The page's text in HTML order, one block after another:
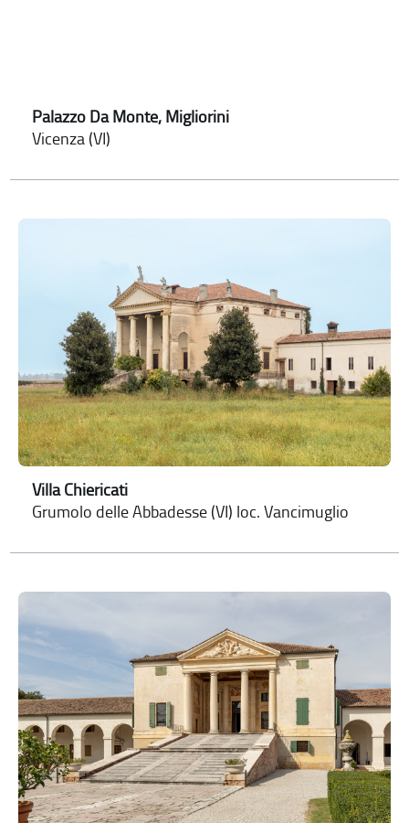
Palazzo Da Monte, Migliorini
Vicenza (VI)
Villa Chiericati
Grumolo delle Abbadesse (VI) loc. Vancimuglio